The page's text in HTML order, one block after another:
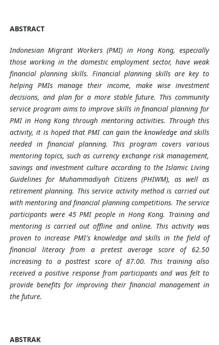
ABSTRACT
Indonesian Migrant Workers (PMI) in Hong Kong, especially
those working in the domestic employment sector, have weak
financial planning skills. Financial planning skills are key to
helping PMIs manage their income, make wise investment
decisions, and plan for a more stable future. This community
service program aims to improve skills in financial planning for
PMI in Hong Kong through mentoring activities. Through this
activity, it is hoped that PMI can gain the knowledge and skills
needed in financial planning. This program covers various
mentoring topics, such as currency exchange risk management,
savings and investment culture according to the Islamic Living
Guidelines for Muhammadiyah Citizens (PHIWM), as well as
retirement planning. This service activity method is carried out
with mentoring and financial planning competitions. The service
participants were 45 PMI people in Hong Kong. Training and
mentoring is carried out offline and online. This activity was
proven to increase PMI's knowledge and skills in the field of
financial literacy from a pretest average score of 62.50
increasing to a posttest score of 87.00. This training also
received a positive response from participants and was felt to
provide benefits for improving their financial management in
the future.
ABSTRAK